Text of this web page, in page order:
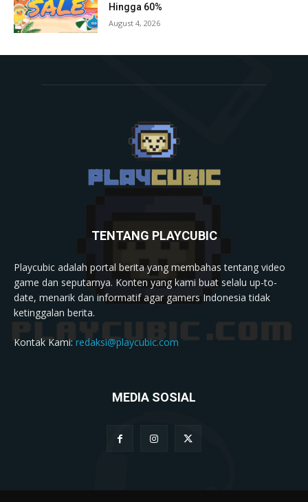
Hingga 60%
August 4, 2026
TENTANG PLAYCUBIC
Playcubic adalah portal berita yang membahas tentang video
game dan seputarnya. Konten yang kami buat selalu up-to-
date, menarik dan informatif agar gamers Indonesia tidak
ketinggalan berita.
Kontak Kami:redaksi@playcubic.com
MEDIA SOSIAL